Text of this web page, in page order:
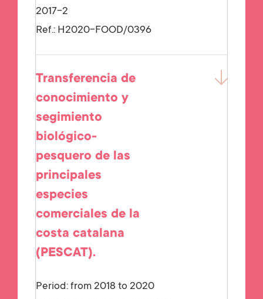
2017-2
Ref.: H2020-FOOD/0396
Transferencia de
conocimiento y
segimiento
biológico-
pesquero de las
principales
especies
comerciales de la
costa catalana
(PESCAT).
Period: from 2018 to 2020